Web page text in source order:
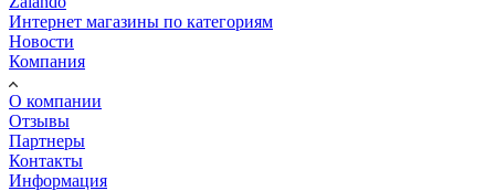
Интернет магазины по категориям
Новости
Компания
О компании
Отзывы
Партнеры
Контакты
Информация